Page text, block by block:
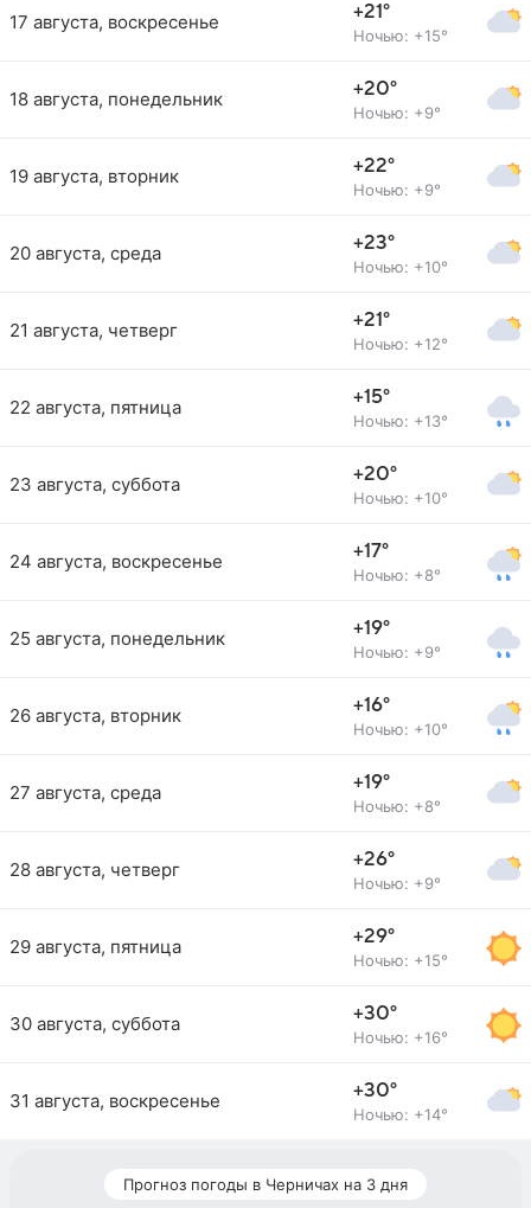
17 августа, воскресенье +21°
Ночью: +15°
18 августа, понедельник +20°
Ночью: +9°
19 августа, вторник +22°
Ночью: +9°
20 августа, среда +23°
Ночью: +10°
21 августа, четверг +21°
Ночью: +12°
22 августа, пятница +15°
Ночью: +13°
23 августа, суббота +20°
Ночью: +10°
24 августа, воскресенье +17°
Ночью: +8°
25 августа, понедельник +19°
Ночью: +9°
26 августа, вторник +16°
Ночью: +10°
27 августа, среда +19°
Ночью: +8°
28 августа, четверг +26°
Ночью: +9°
29 августа, пятница +29°
Ночью: +15°
30 августа, суббота +30°
Ночью: +16°
31 августа, воскресенье +30°
Ночью: +14°
Прогноз погоды в Черничах на 3 дня